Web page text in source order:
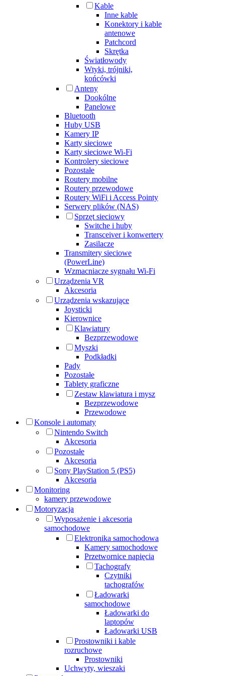
Kable
Inne kable
Konektory i kable
antenowe
Patchcord
Skrętka
Światłowody
Wtyki, trójniki,
końcówki
Anteny
Dookólne
Panelowe
Bluetooth
Huby USB
Kamery IP
Karty sieciowe
Karty sieciowe Wi-Fi
Kontrolery sieciowe
Pozostałe
Routery mobilne
Routery przewodowe
Routery WiFi i Access Pointy
Serwery plików (NAS)
Sprzęt sieciowy
Switche i huby
Transceiver i konwertery
Zasilacze
Transmitery sieciowe
(PowerLine)
Wzmacniacze sygnału Wi-Fi
Urządzenia VR
Akcesoria
Urządzenia wskazujące
Joysticki
Kierownice
Klawiatury
Bezprzewodowe
Myszki
Podkładki
Pady
Pozostałe
Tablety graficzne
Zestaw klawiatura i mysz
Bezprzewodowe
Przewodowe
Konsole i automaty
Nintendo Switch
Akcesoria
Pozostałe
Akcesoria
Sony PlayStation 5 (PS5)
Akcesoria
Monitoring
kamery przewodowe
Motoryzacja
Wyposażenie i akcesoria
samochodowe
Elektronika samochodowa
Kamery samochodowe
Przetwornice napięcia
Tachografy
Czytniki
tachografów
Ładowarki
samochodowe
Ładowarki do
laptopów
Ładowarki USB
Prostowniki i kable
rozruchowe
Prostowniki
Uchwyty, wieszaki